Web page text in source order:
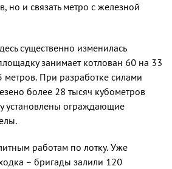
но и связать метро с железной
существен­но изменилась
занимает котлован 60 на 33
метров. При разработке силами
более 28 тысяч кубометров
установлены ограждающие
работам по лотку. Уже
– бригады залили 120